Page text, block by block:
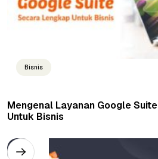
Bisnis
Mengenal Layanan Google
Untuk Bisnis